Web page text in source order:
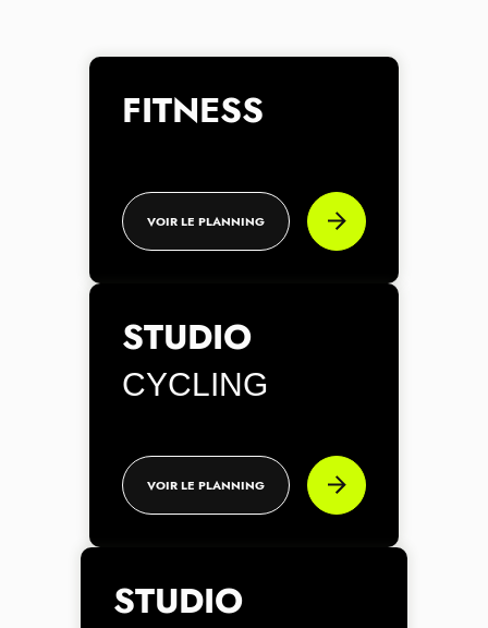
FITNESS
VOIR LE PLANNING
STUDIO
CYCLING
VOIR LE PLANNING
STUDIO